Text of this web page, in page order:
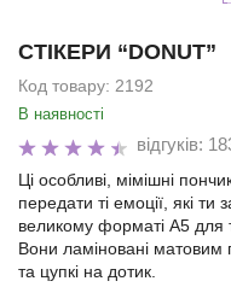
СТІКЕРИ “DONUT”
Код товару: 2192
В наявності
відгуків:
Ці особливі, мімішні
передати ті емоції, які
великому форматі А5 для
Вони ламіновані матовим
та цупкі на дотик.